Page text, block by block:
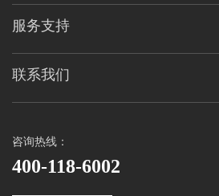
服务支持
联系我们
咨询热线：
400-118-6002